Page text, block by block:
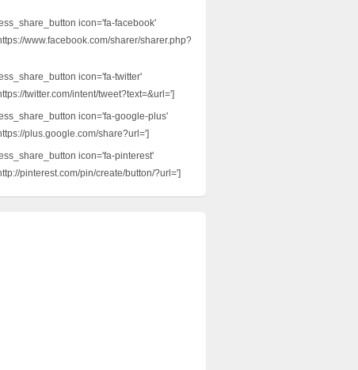
icon='fa-facebook'
www.facebook.com/sharer/sharer.php?
icon='fa-twitter'
twitter.com/intent/tweet?text=&url=']
icon='fa-google-plus'
plus.google.com/share?url=']
icon='fa-pinterest'
pinterest.com/pin/create/button/?url=']